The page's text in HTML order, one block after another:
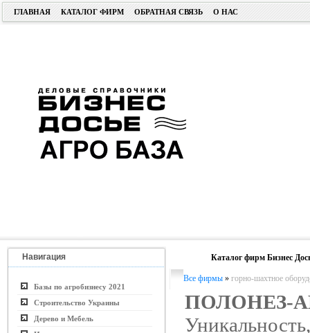
ГЛАВНАЯ КАТАЛОГ ФИРМ ОБРАТНАЯ СВЯЗЬ О НАС
Навигация
Базы по агробизнесу 2021
Строительство Украины
Дерево и Мебель
Каталог фирм Бизнес
Все фирмы » горно-шахтное
ПОЛОНЕЗ-